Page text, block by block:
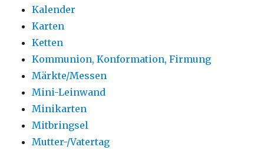
Kalender
Karten
Ketten
Kommunion, Konformation, Firmung
Märkte/Messen
Mini-Leinwand
Minikarten
Mitbringsel
Mutter-/Vatertag